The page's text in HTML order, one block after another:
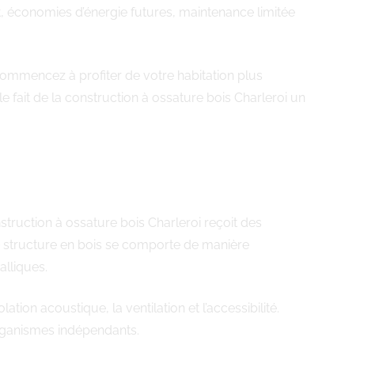
d’énergie futures, maintenance limitée
à profiter de votre habitation plus
fait de la construction à ossature bois Charleroi un
à ossature bois Charleroi reçoit des
en bois se comporte de manière
acoustique, la ventilation et l’accessibilité.
indépendants.